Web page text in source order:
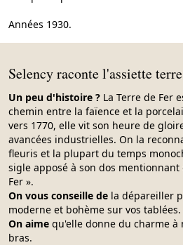
Années 1930.
Selency raconte l'assiette
Un peu d'histoire ? La Terre de Fer
chemin entre la faïence et la
vers 1770, elle vit son heure de
avancées industrielles. On la
fleuris et la plupart du temps
sigle apposé à son dos mentionnant
Fer ».
On vous conseille de la dépareiller
moderne et bohème sur vos tablées.
On aime qu'elle donne du charme à
bras.